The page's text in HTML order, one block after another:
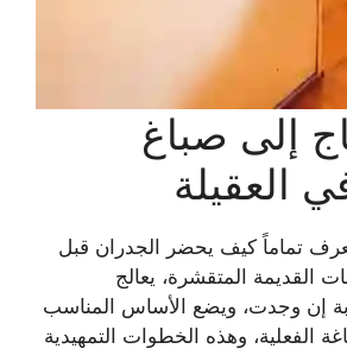
إلى صباغ
العقيلة
تماماً كيف يحضر الجدران قبل
القديمة المتقشرة، يعالج
إن وجدت، ويضع الأساس المناسب
الفعلية، وهذه الخطوات التمهيدية